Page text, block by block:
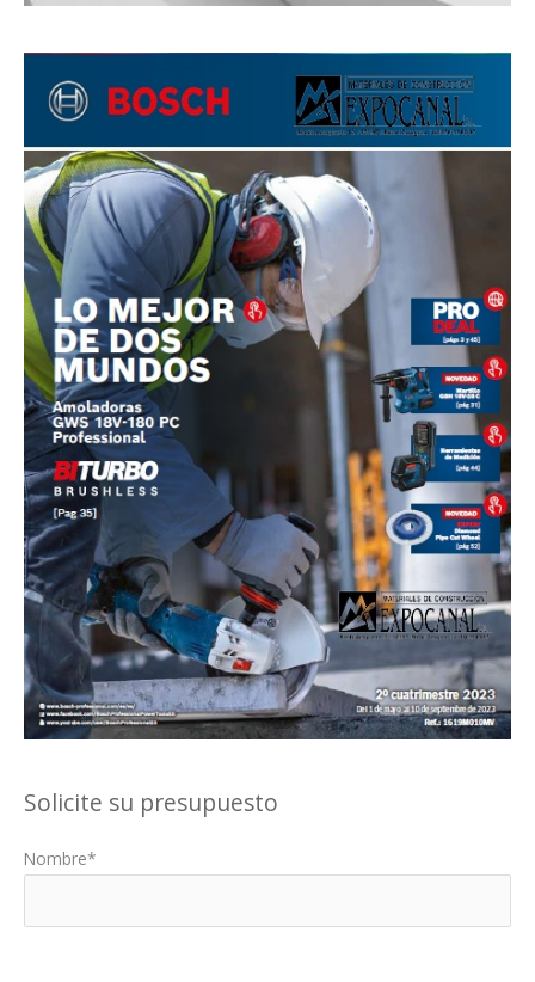
Solicite su presupuesto
Nombre*